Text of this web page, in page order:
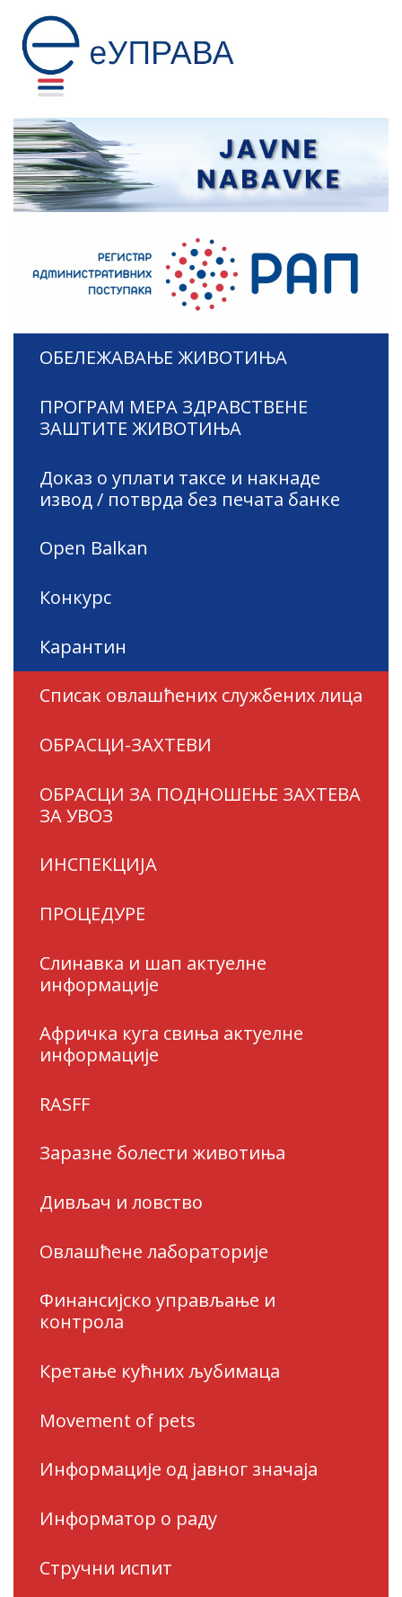
ОБЕЛЕЖАВАЊЕ ЖИВОТИЊА
ПРОГРАМ МЕРА ЗДРАВСТВЕНЕ
ЗАШТИТЕ ЖИВОТИЊА
Доказ о уплати таксе и накнаде
извод / потврда без печата банке
Open Balkan
Конкурс
Карантин
Списак овлашћених службених лица
ОБРАСЦИ-ЗАХТЕВИ
ОБРАСЦИ ЗА ПОДНОШЕЊЕ ЗАХТЕВА
ЗА УВОЗ
ИНСПЕКЦИЈА
ПРОЦЕДУРЕ
Слинавка и шап актуелне
информације
Афричка куга свиња актуелне
информације
RASFF
Заразне болести животиња
Дивљач и ловство
Овлашћене лабораторије
Финансијско управљање и
контрола
Кретање кућних љубимаца
Movement of pets
Информације од јавног значаја
Информатор о раду
Стручни испит